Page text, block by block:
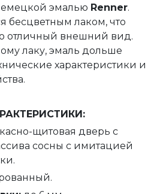
эмалью Renner.
бесцветным лаком, что
отличный внешний вид.
лаку, эмаль дольше
характеристики и
щитовая дверь с
сосны с имитацией